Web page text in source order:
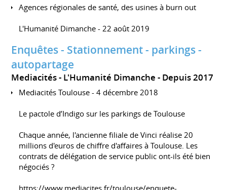
Agences régionales de santé, des usines à burn out
L'Humanité Dimanche - 22 août 2019
Enquêtes - Stationnement - parkings -
autopartage
Mediacités - L'Humanité Dimanche Depuis 2017
Mediacités Toulouse - 4 décembre 2018
Le pactole d’Indigo sur les parkings de Toulouse
Chaque année, l'ancienne filiale de Vinci réalise 20
millions d'euros de chiffre d'affaires à Toulouse. Les
contrats de délégation de service public ont-ils été bien
négociés ?